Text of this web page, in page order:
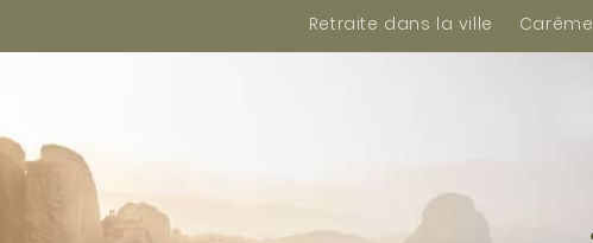
Retraite dans la ville Carême